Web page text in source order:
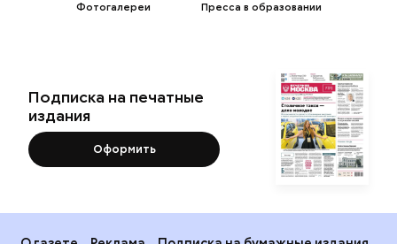
Фотогалереи
Пресса в образовании
Подписка на печатные
издания
Оформить